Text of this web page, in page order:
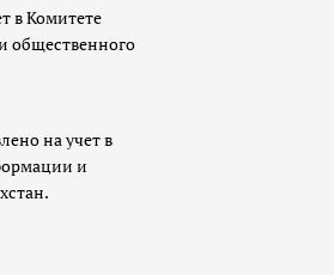
в Комитете
общественного
на учет в
и